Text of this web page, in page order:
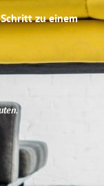
zu einem
.